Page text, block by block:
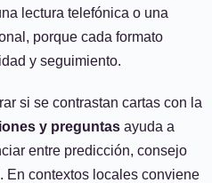
lectura telefónica o una
porque cada formato
y seguimiento.
si se contrastan cartas con la
y preguntas ayuda a
entre predicción, consejo
En contextos locales conviene